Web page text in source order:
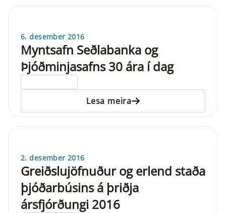
6. desember 2016
Myntsafn Seðlabanka og
Þjóðminjasafns 30 ára í dag
Lesa meira
2. desember 2016
Greiðslujöfnuður og erlend staða
þjóðarbúsins á þriðja
ársfjórðungi 2016